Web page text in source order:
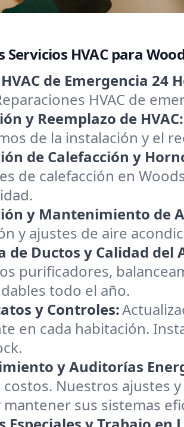
Servicios HVAC para
de Emergencia 24
HVAC de
y Reemplazo de HVAC:
de la instalación y el
de Calefacción y
de calefacción en
y Mantenimiento de
y ajustes de aire
de Ductos y Calidad del
purificadores,
todo el año.
y Controles:
en cada habitación.
y Auditorías
Nuestros ajustes
mantener sus sistemas